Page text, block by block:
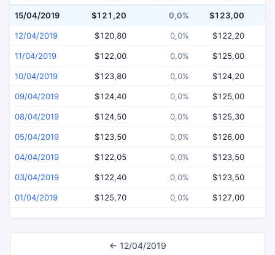
15/04/2019 $121,20 0,0% $123,00
12/04/2019 $120,80 0,0% $122,20
11/04/2019 $122,00 0,0% $125,00
10/04/2019 $123,80 0,0% $124,20
09/04/2019 $124,40 0,0% $125,00
08/04/2019 $124,50 0,0% $125,30
05/04/2019 $123,50 0,0% $126,00
04/04/2019 $122,05 0,0% $123,50
03/04/2019 $122,40 0,0% $123,50
01/04/2019 $125,70 0,0% $127,00
← 12/04/2019